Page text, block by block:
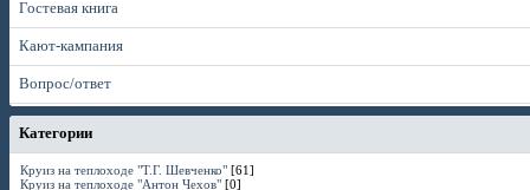
Гостевая книга
Кают-кампания
Вопрос/ответ
Категории
Круиз на теплоходе "Т.Г. Шевченко" [61]
Круиз на теплоходе "Антон Чехов" [0]